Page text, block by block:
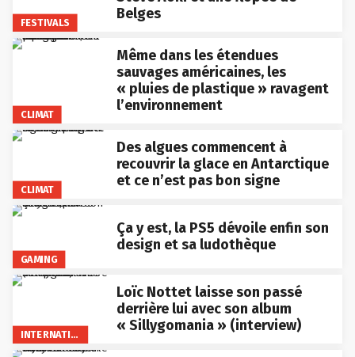
FESTIVALS
Belges
CLIMAT
Même dans les étendues
sauvages américaines, les
« pluies de plastique » ravagent
l’environnement
CLIMAT
Des algues commencent à
recouvrir la glace en Antarctique
et ce n’est pas bon signe
GAMING
Ça y est, la PS5 dévoile enfin son
design et sa ludothèque
INTERNATIONAL
Loïc Nottet laisse son passé
derrière lui avec son album
« Sillygomania » (interview)